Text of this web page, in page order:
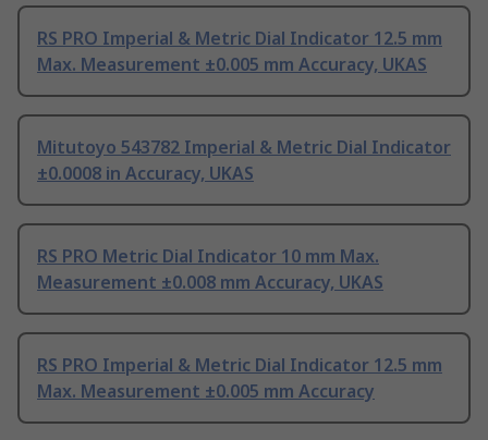
RS PRO Imperial & Metric Dial Indicator 12.5 mm
Max. Measurement ±0.005 mm Accuracy, UKAS
Mitutoyo 543782 Imperial & Metric Dial Indicator
±0.0008 in Accuracy, UKAS
RS PRO Metric Dial Indicator 10 mm Max.
Measurement ±0.008 mm Accuracy, UKAS
RS PRO Imperial & Metric Dial Indicator 12.5 mm
Max. Measurement ±0.005 mm Accuracy